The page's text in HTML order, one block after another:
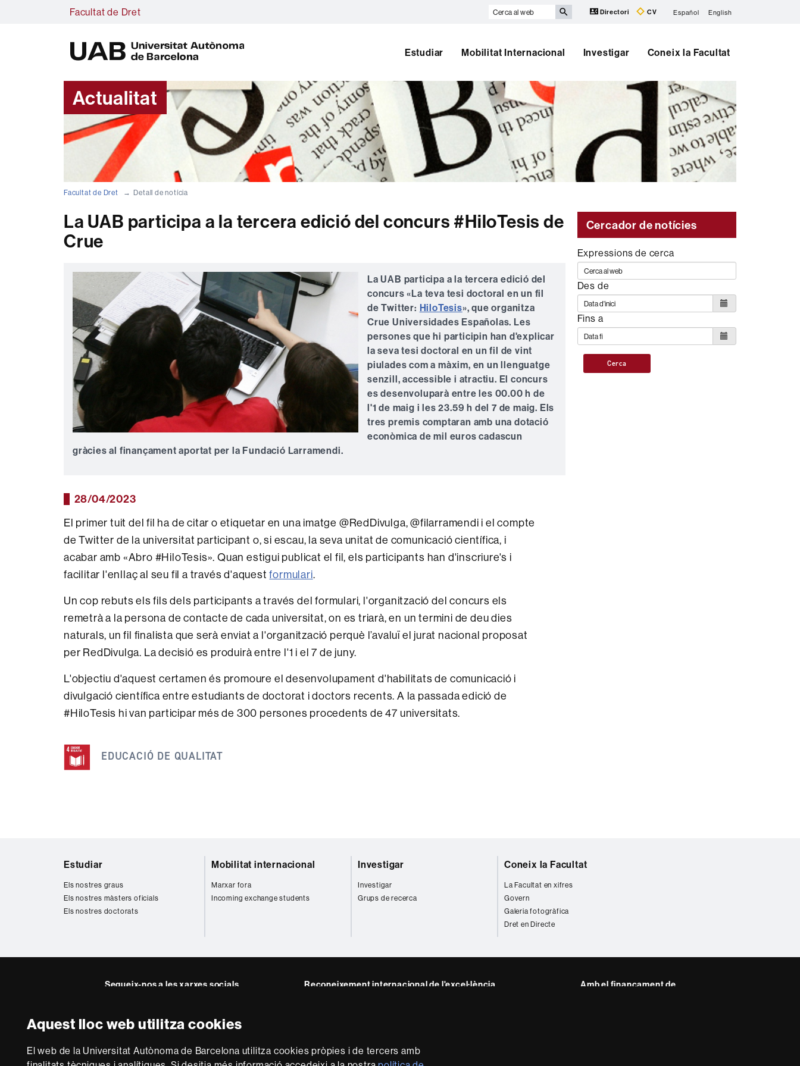
Aquest lloc web utilitza cookies
El web de la Universitat Autònoma de Barcelona utilitza cookies pròpies i de tercers amb
Facultat de Dret
Cerca
Directori CV Español English
A
Estudiar Mobilitat Internacional Investigar Coneix la Facultat
Actualitat
Facultat de Dret Detall de notícia
La UAB participa a la tercera edició del concurs #HiloTesis de
Crue
La UAB participa a la tercera edició del
concurs «La teva tesi doctoral en un fil
de Twitter: HiloTesis», que organitza
Crue Universidades Españolas. Les
persones que hi participin han d'explicar
la seva tesi doctoral en un fil de vint
piulades com a màxim, en un llenguatge
senzill, accessible i atractiu. El concurs
es desenvoluparà entre les 00.00 h de
l'1 de maig i les 23.59 h del 7 de maig. Els
tres premis comptaran amb una dotació
econòmica de mil euros cadascun
gràcies al finançament aportat per la Fundació Larramendi.
28/04/2023
El primer tuit del fil ha de citar o etiquetar en una imatge @RedDivulga, @filarramendi i el compte
de Twitter de la universitat participant o, si escau, la seva unitat de comunicació científica, i
acabar amb «Abro #HiloTesis». Quan estigui publicat el fil, els participants han d'inscriure's i
facilitar l'enllaç al seu fil a través d'aquestformulari.
Un cop rebuts els fils dels participants a través del formulari, l'organització del concurs els
remetrà a la persona de contacte de cada universitat, on es triarà, en un termini de deu dies
naturals, un fil finalista que serà enviat a l'organització perquè l’avaluï el jurat nacional proposat
per RedDivulga. La decisió es produirà entre l'1 i el 7 de juny.
L'objectiu d'aquest certamen és promoure el desenvolupament d'habilitats de comunicació i
divulgació científica entre estudiants de doctorat i doctors recents. A la passada edició de
#HiloTesis hi van participar més de 300 persones procedents de 47 universitats.
notícia
s'emmarca
EDUCACIÓ DE QUALITAT
Cercador de notícies
Expressions de cerca
Des de
Fins a
Cerca
Estudiar
Els nostres graus
Els nostres màsters oficials
Els nostres doctorats
Mobilitat internacional
Marxar fora
Incoming exchange students
Investigar
Investigar
Grups de recerca
Coneix la Facultat
La Facultat en xifres
Govern
Galeria fotogràfica
Dret en Directe
Segueix-nos a les xarxes socials
Facultat
Dret
UAB
Reconeixement internacional de l'excel·lència Amb el finançament de
Sobre
aquest